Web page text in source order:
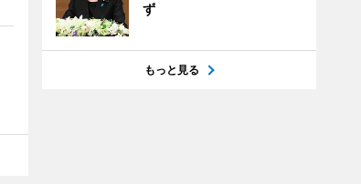
ず
もっと見る